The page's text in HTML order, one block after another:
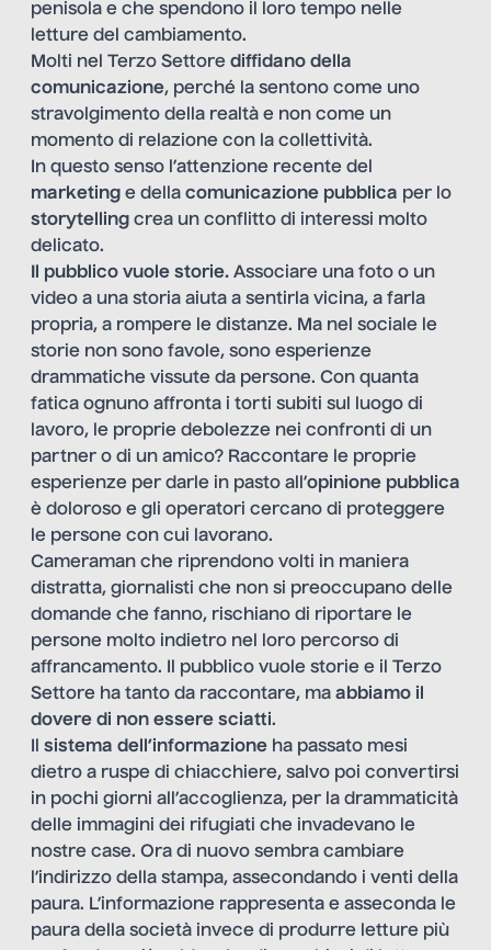
penisola e che spendono il loro tempo nelle
letture del cambiamento.
Molti nel Terzo Settore diffidano della
comunicazione, perché la sentono come uno
stravolgimento della realtà e non come un
momento di relazione con la collettività.
In questo senso l’attenzione recente del
marketing e della comunicazione pubblica per lo
storytelling crea un conflitto di interessi molto
delicato.
Il pubblico vuole storie. Associare una foto o un
video a una storia aiuta a sentirla vicina, a farla
propria, a rompere le distanze. Ma nel sociale le
storie non sono favole, sono esperienze
drammatiche vissute da persone. Con quanta
fatica ognuno affronta i torti subiti sul luogo di
lavoro, le proprie debolezze nei confronti di un
partner o di un amico? Raccontare le proprie
esperienze per darle in pasto all’opinione pubblica
è doloroso e gli operatori cercano di proteggere
le persone con cui lavorano.
Cameraman che riprendono volti in maniera
distratta, giornalisti che non si preoccupano delle
domande che fanno, rischiano di riportare le
persone molto indietro nel loro percorso di
affrancamento. Il pubblico vuole storie e il Terzo
Settore ha tanto da raccontare, ma abbiamo il
dovere di non essere sciatti.
sistema dell’informazione ha passato mesi
dietro a ruspe di chiacchiere, salvo poi convertirsi
in pochi giorni all’accoglienza, per la drammaticità
delle immagini dei rifugiati che invadevano le
nostre case. Ora di nuovo sembra cambiare
l’indirizzo della stampa, assecondando i venti della
paura. L’informazione rappresenta e asseconda le
paura della società invece di produrre letture più